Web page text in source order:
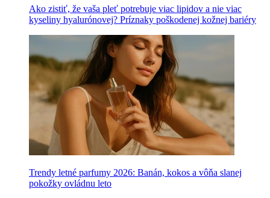
Ako zistiť, že vaša pleť potrebuje viac lipidov a nie viac
kyseliny hyalurónovej? Príznaky poškodenej kožnej bariéry
Trendy letné parfumy 2026: Banán, kokos a vôňa slanej
pokožky ovládnu leto